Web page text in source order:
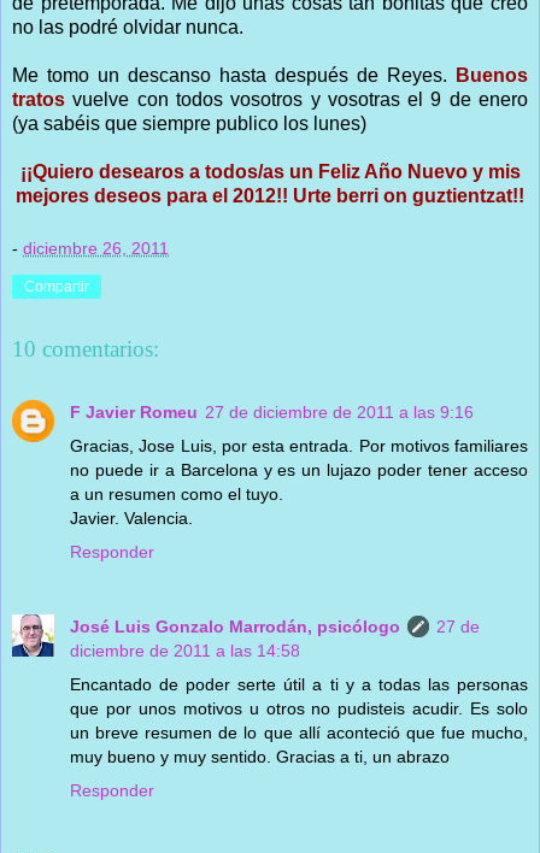
no las podré olvidar nunca.
Me tomo un descanso hasta después de Reyes.
Buenos
tratos vuelve con todos vosotros y vosotras el 9 de enero
(ya sabéis que siempre publico los lunes)
¡¡Quiero desearos a todos/as un Feliz Año Nuevo y mis
mejores deseos para el 2012!! Urte berri on guztientzat!!
- diciembre 26, 2011
Compartir
10 comentarios:
F Javier Romeu 27 de diciembre de 2011 a las 9:16
Gracias, Jose Luis, por esta entrada. Por motivos familiares
no puede ir a Barcelona y es un lujazo poder tener acceso
a un resumen como el tuyo.
Javier. Valencia.
Responder
José Luis Gonzalo Marrodán, psicólogo
27 de
diciembre de 2011 a las 14:58
Encantado de poder serte útil a ti y a todas las personas
que por unos motivos u otros no pudisteis acudir. Es solo
un breve resumen de lo que allí aconteció que fue mucho,
muy bueno y muy sentido. Gracias a ti, un abrazo
Responder